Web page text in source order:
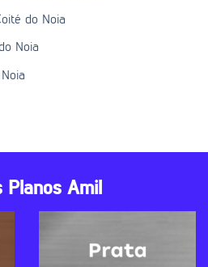
do Noia
Noia
Planos Amil